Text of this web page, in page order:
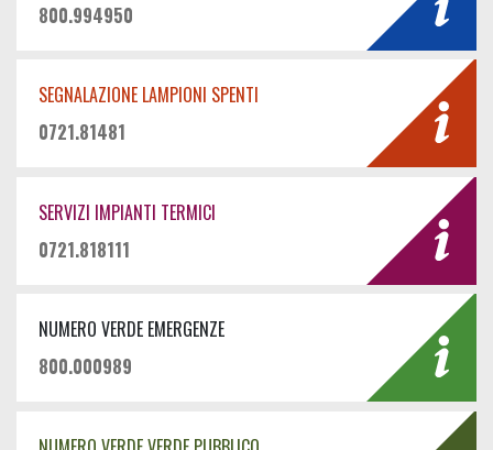
800.994950
SEGNALAZIONE LAMPIONI SPENTI
0721.81481
SERVIZI IMPIANTI TERMICI
0721.818111
NUMERO VERDE EMERGENZE
800.000989